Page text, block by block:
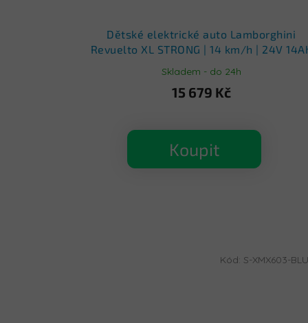
Dětské elektrické auto Lamborghini
Revuelto XL STRONG | 14 km/h | 24V
Skladem - do 24h
15 679 Kč
Koupit
Kód:S-XMX603-